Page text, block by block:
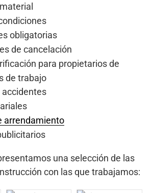
obligatorias
de cancelación
para propietarios de
de trabajo
arrendamiento
una selección de las
con las que trabajamos: